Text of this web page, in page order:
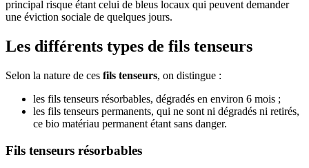
principal risque étant celui de bleus locaux qui peuvent demander
une éviction sociale de quelques jours.
Les différents types de fils tenseurs
Selon la nature de ces fils tenseurs, on distingue :
les fils tenseurs résorbables, dégradés en environ 6 mois ;
les fils tenseurs permanents, qui ne sont ni dégradés ni retirés,
ce bio matériau permanent étant sans danger.
Fils tenseurs résorbables